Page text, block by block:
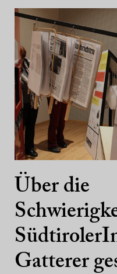
Über die
Gatterer